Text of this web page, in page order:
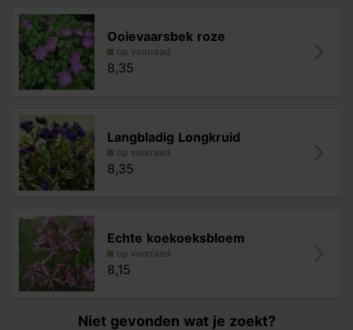
Ooievaarsbek roze
op voorraad
8,35
Langbladig Longkruid
op voorraad
8,35
Echte koekoeksbloem
op voorraad
8,15
Niet gevonden wat je zoekt?